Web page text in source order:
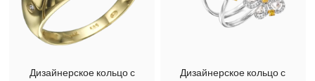
Дизайнерское кольцо с
Дизайнерское кольцо с